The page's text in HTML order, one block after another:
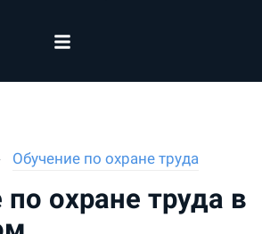
Обучение по охране труда
охране труда в